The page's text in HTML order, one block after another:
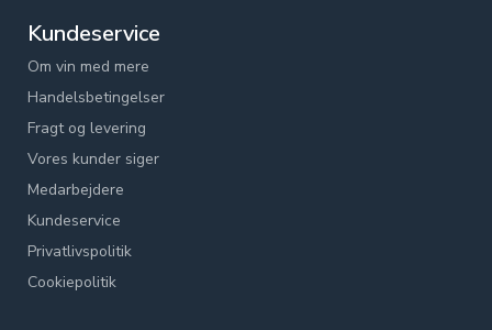
Kundeservice
Om vin med mere
Handelsbetingelser
Fragt og levering
Vores kunder siger
Medarbejdere
Kundeservice
Privatlivspolitik
Cookiepolitik